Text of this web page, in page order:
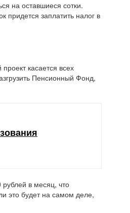
на оставшиеся сотки.
придется заплатить налог в
касается всех
Пенсионный Фонд,
в месяц, что
это будет на самом деле,